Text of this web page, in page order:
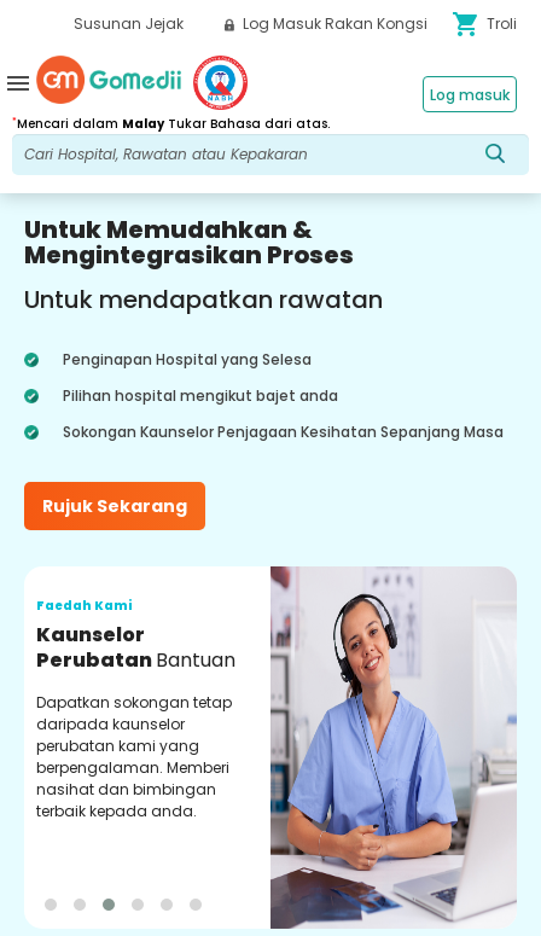
Susunan Jejak Log Masuk Rakan Kongsi shopping_cart Troli
*Mencari dalam MalayTukar Bahasa dari atas.
Log masuk
menu
Untuk Memudahkan &
Mengintegrasikan Proses
Untuk mendapatkan rawatan
Penginapan Hospital yang Selesa
Pilihan hospital mengikut bajet anda
Sokongan Kaunselor Penjagaan Kesihatan Sepanjang Masa
Rujuk Sekarang
Faedah Kami
Kaunselor
PerubatanBantuan
Dapatkan sokongan tetap
daripada kaunselor
perubatan kami yang
berpengalaman. Memberi
nasihat dan bimbingan
terbaik kepada anda.